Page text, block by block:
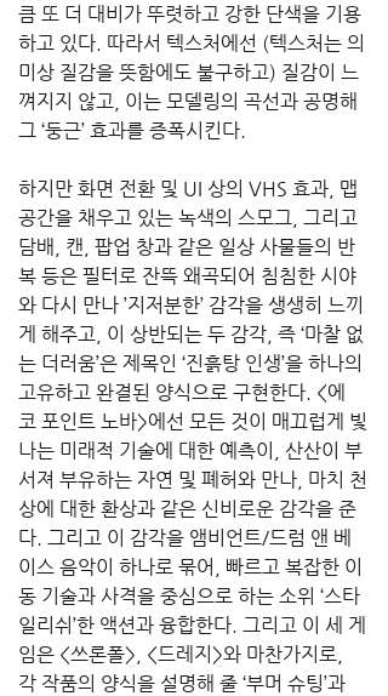
큼 또 더 대비가 뚜렷하고 강한 단색을 기용
하고 있다. 따라서 텍스처에선 (텍스처는 의
미상 질감을 뜻함에도 불구하고) 질감이 느
껴지지 않고, 이는 모델링의 곡선과 공명해
그 ‘둥근’ 효과를 증폭시킨다.
하지만 화면 전환 및 UI 상의 VHS 효과, 맵
공간을 채우고 있는 녹색의 스모그, 그리고
담배, 캔, 팝업 창과 같은 일상 사물들의 반
복 등은 필터로 잔뜩 왜곡되어 침침한 시야
와 다시 만나 ’지저분한’ 감각을 생생히 느끼
게 해주고, 이 상반되는 두 감각, 즉 ‘마찰 없
는 더러움’은 제목인 ‘진흙탕 인생’을 하나의
고유하고 완결된 양식으로 구현한다. <에
코 포인트 노바>에선 모든 것이 매끄럽게 빛
나는 미래적 기술에 대한 예측이, 산산이 부
서져 부유하는 자연 및 폐허와 만나, 마치 천
상에 대한 환상과 같은 신비로운 감각을 준
다. 그리고 이 감각을 앰비언트/드럼 앤 베
이스 음악이 하나로 묶어, 빠르고 복잡한 이
동 기술과 사격을 중심으로 하는 소위 ‘스타
일리쉬’한 액션과 융합한다. 그리고 이 세 게
임은 <쓰론폴>, <드레지>와 마찬가지로,
각 작품의 양식을 설명해 줄 ‘부머 슈팅’과